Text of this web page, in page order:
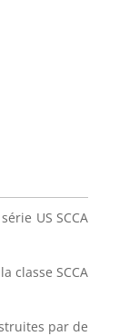
US SCCA
classe SCCA
par de